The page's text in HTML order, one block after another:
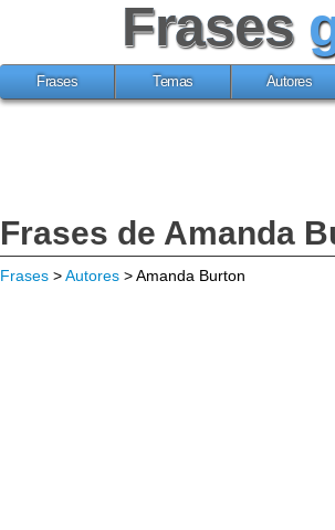
Frases
Frases Temas Autores
Frases de Amanda
Frases >Autores > Amanda Burton